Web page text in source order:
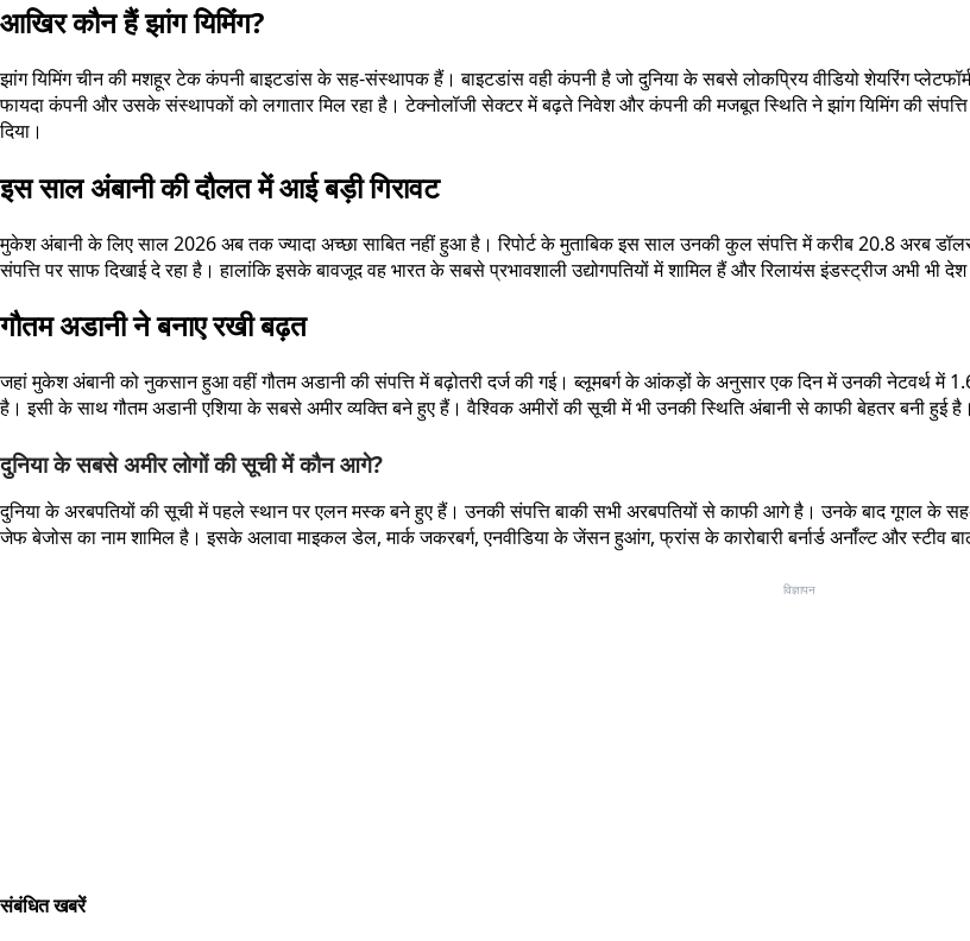
आखिर कौन हैं झांग यिमिंग?
झांग यिमिंग चीन की मशहूर टेक कंपनी बाइटडांस के सह-संस्थापक हैं। बाइटडांस वही कंपनी है जो दुनिया के सबसे लोकप्रिय वीडियो शेयरिंग
फायदा कंपनी और उसके संस्थापकों को लगातार मिल रहा है। टेक्नोलॉजी सेक्टर में बढ़ते निवेश और कंपनी की मजबूत स्थिति ने झांग यिमिंग की
दिया।
इस साल अंबानी की दौलत में आई बड़ी गिरावट
मुकेश अंबानी के लिए साल 2026 अब तक ज्यादा अच्छा साबित नहीं हुआ है। रिपोर्ट के मुताबिक इस साल उनकी कुल संपत्ति में करीब 20.8 अरब
संपत्ति पर साफ दिखाई दे रहा है। हालांकि इसके बावजूद वह भारत के सबसे प्रभावशाली उद्योगपतियों में शामिल हैं और रिलायंस इंडस्ट्रीज अभी भी
गौतम अडानी ने बनाए रखी बढ़त
जहां मुकेश अंबानी को नुकसान हुआ वहीं गौतम अडानी की संपत्ति में बढ़ोतरी दर्ज की गई। ब्लूमबर्ग के आंकड़ों के अनुसार एक दिन में उनकी
है। इसी के साथ गौतम अडानी एशिया के सबसे अमीर व्यक्ति बने हुए हैं। वैश्विक अमीरों की सूची में भी उनकी स्थिति अंबानी से काफी बेहतर बनी हुई है।
दुनिया के सबसे अमीर लोगों की सूची में कौन आगे?
दुनिया के अरबपतियों की सूची में पहले स्थान पर एलन मस्क बने हुए हैं। उनकी संपत्ति बाकी सभी अरबपतियों से काफी आगे है। उनके बाद गूगल
जेफ बेजोस का नाम शामिल है। इसके अलावा माइकल डेल, मार्क जकरबर्ग, एनवीडिया के जेंसन हुआंग, फ्रांस के कारोबारी बर्नार्ड अर्नॉल्ट और स्टीव
विज्ञापन
संबंधित खबरें